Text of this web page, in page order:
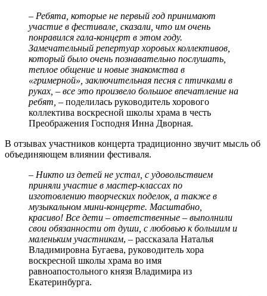
– Ребята, которые не первый год принимают
участие в фестивале, сказали, что им очень
понравился гала-концерт в этом году.
Замечательный репертуар хоровых коллективов,
который было очень познавательно послушать,
теплое общение и новые знакомства в
«гримерной», заключительная песня с птичками в
руках, – все это произвело большое впечатление на
ребят, – поделилась руководитель хорового
коллектива воскресной школы храма в честь
Преображения Господня Инна Дворная.
В отзывах участников концерта традиционно звучит мысль об
объединяющем влиянии фестиваля.
– Никто из детей не устал, с удовольствием
приняли участие в мастер-классах по
изготовлению творческих поделок, а также в
музыкальном мини-концерте. Масштабно,
красиво! Все дети – ответственные – выполнили
свои обязанности от души, с любовью к большим и
маленьким участникам, – рассказала Наталья
Владимировна Бугаева, руководитель хора
воскресной школы храма во имя
равноапостольного князя Владимира из
Екатеринбурга.